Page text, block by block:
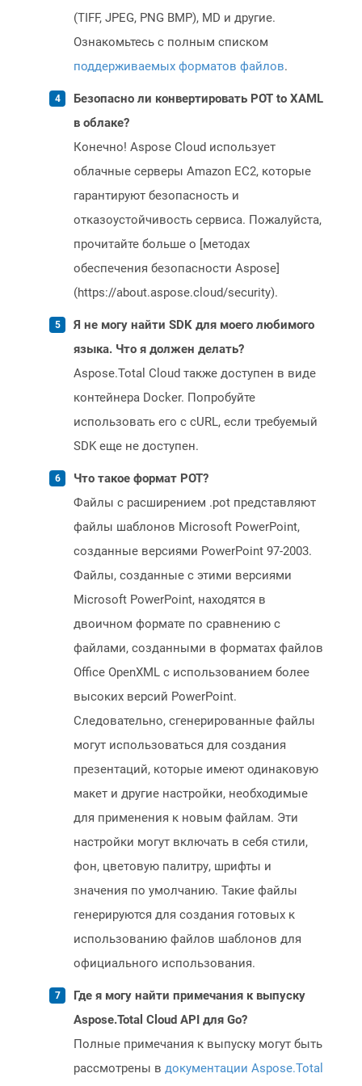
(TIFF, JPEG, PNG BMP), MD и другие.
Ознакомьтесь с полным списком
поддерживаемых форматов файлов.
Безопасно ли конвертировать POT to XAML
в облаке?
Конечно! Aspose Cloud использует
облачные серверы Amazon EC2, которые
гарантируют безопасность и
отказоустойчивость сервиса. Пожалуйста,
прочитайте больше о [методах
обеспечения безопасности Aspose]
(https://about.aspose.cloud/security).
Я не могу найти SDK для моего любимого
языка. Что я должен делать?
Aspose.Total Cloud также доступен в виде
контейнера Docker. Попробуйте
использовать его с cURL, если требуемый
SDK еще не доступен.
Что такое формат POT?
Файлы с расширением .pot представляют
файлы шаблонов Microsoft PowerPoint,
созданные версиями PowerPoint 97-2003.
Файлы, созданные с этими версиями
Microsoft PowerPoint, находятся в
двоичном формате по сравнению с
файлами, созданными в форматах файлов
Office OpenXML с использованием более
высоких версий PowerPoint.
Следовательно, сгенерированные файлы
могут использоваться для создания
презентаций, которые имеют одинаковую
макет и другие настройки, необходимые
для применения к новым файлам. Эти
настройки могут включать в себя стили,
фон, цветовую палитру, шрифты и
значения по умолчанию. Такие файлы
генерируются для создания готовых к
использованию файлов шаблонов для
официального использования.
Где я могу найти примечания к выпуску
Aspose.Total Cloud API для Go?
Полные примечания к выпуску могут быть
рассмотрены в документации Aspose.Total